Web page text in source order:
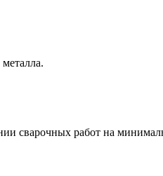
сварочных работ на